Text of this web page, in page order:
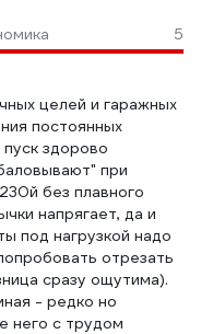
5
целей и гаражных
постоянных
здорово
при
без плавного
напрягает, да и
под нагрузкой надо
отрезать
сразу ощутима).
- редко но
него с трудом